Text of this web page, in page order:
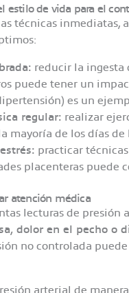
estilo de vida para el
técnicas
reducir la ingesta
puede tener un
es un
regular: realizar
mayoría de los días
practicar
placenteras puede
atención médica
lecturas de presión
dolor en el pecho o
no controlada
arterial de